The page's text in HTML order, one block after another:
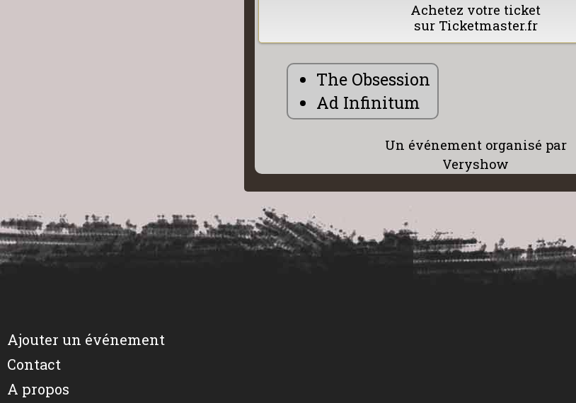
Achetez votre ticket
sur Ticketmaster.fr
The Obsession
Ad Infinitum
Un événement organisé par
Veryshow
Ajouter un événement
Contact
A propos